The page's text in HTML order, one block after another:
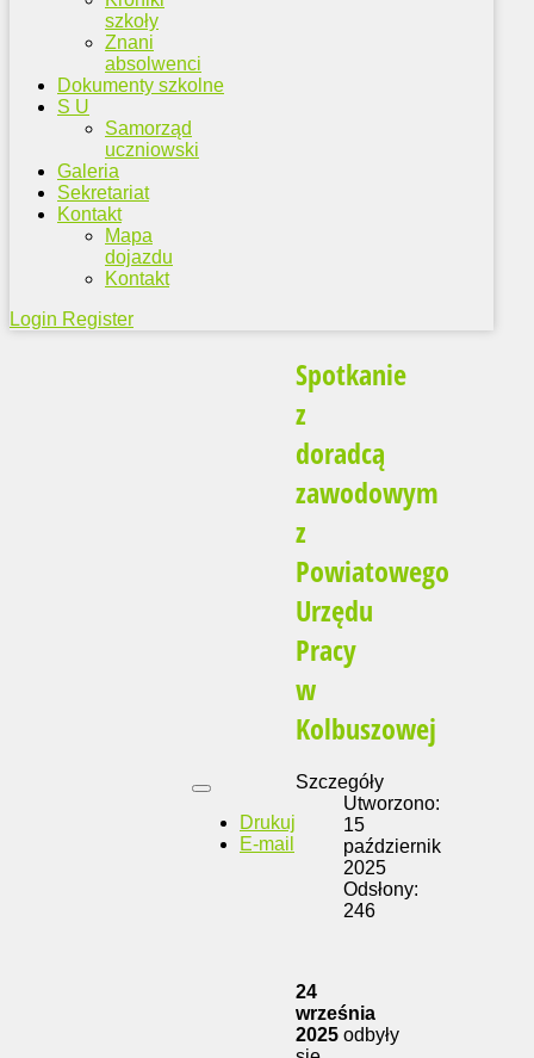
szkoły
Znani
absolwenci
Dokumenty szkolne
S U
Samorząd
uczniowski
Galeria
Sekretariat
Kontakt
Mapa
dojazdu
Kontakt
Login Register
Spotkanie
z
doradcą
zawodowym
z
Powiatowego
Urzędu
Pracy
w
Kolbuszowej
Drukuj
E-mail
Szczegóły
Utworzono:
15
październik
2025
Odsłony:
246
24
września
2025 odbyły